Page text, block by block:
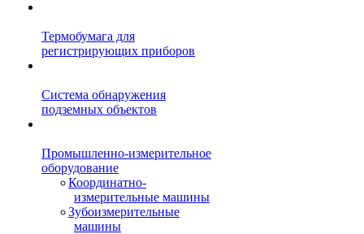
Термобумага для
регистрирующих приборов
Система обнаружения
подземных объектов
Промышленно-измерительное
оборудование
Координатно-
измерительные машины
Зубоизмерительные
машины